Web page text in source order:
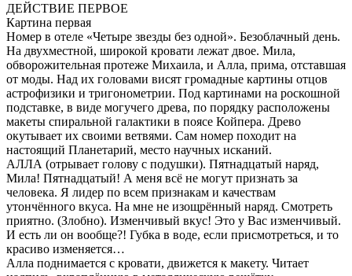
ДЕЙСТВИЕ ПЕРВОЕ
Картина первая
Номер в отеле «Четыре звезды без одной». Безоблачный день.
На двухместной, широкой кровати лежат двое. Мила,
обворожительная протеже Михаила, и Алла, прима, отставшая
от моды. Над их головами висят громадные картины отцов
астрофизики и тригонометрии. Под картинами на роскошной
подставке, в виде могучего древа, по порядку расположены
макеты спиральной галактики в поясе Койпера. Древо
окутывает их своими ветвями. Сам номер походит на
настоящий Планетарий, место научных исканий.
АЛЛА (отрывает голову с подушки). Пятнадцатый наряд,
Мила! Пятнадцатый! А меня всё не могут признать за
человека. Я лидер по всем признакам и качествам
утончённого вкуса. На мне не изощрённый наряд. Смотреть
приятно. (Злобно). Изменчивый вкус! Это у Вас изменчивый.
И есть ли он вообще?! Губка в воде, если присмотреться, и то
красиво изменяется…
Алла поднимается с кровати, движется к макету. Читает